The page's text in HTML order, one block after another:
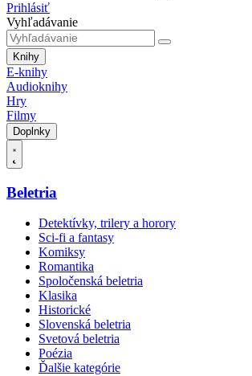
Prihlásiť
Vyhľadávanie
Knihy
E-knihy
Audioknihy
Hry
Filmy
Doplnky
Beletria
Detektívky, trilery a horory
Sci-fi a fantasy
Komiksy
Romantika
Spoločenská beletria
Klasika
Historické
Slovenská beletria
Svetová beletria
Poézia
Ďalšie kategórie